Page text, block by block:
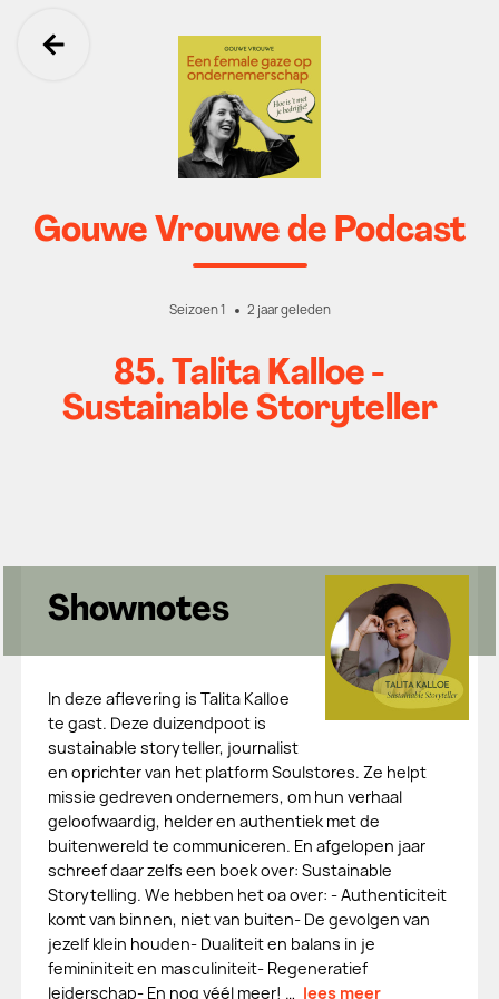
Ga terug
Gouwe Vrouwe de Podcast
Seizoen 1 2 jaar geleden
85. Talita Kalloe -
Sustainable Storyteller
Shownotes
In deze aflevering is Talita Kalloe
te gast. Deze duizendpoot is
sustainable storyteller, journalist
en oprichter van het platform Soulstores. Ze helpt
missie gedreven ondernemers, om hun verhaal
geloofwaardig, helder en authentiek met de
buitenwereld te communiceren. En afgelopen jaar
schreef daar zelfs een boek over: Sustainable
Storytelling. We hebben het oa over: - Authenticiteit
komt van binnen, niet van buiten- De gevolgen van
jezelf klein houden- Dualiteit en balans in je
femininiteit en masculiniteit- Regeneratief
leiderschap- En nog véél meer! … lees meer